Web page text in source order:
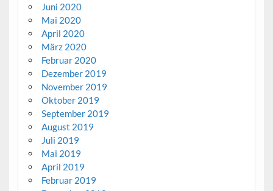
Juni 2020
Mai 2020
April 2020
März 2020
Februar 2020
Dezember 2019
November 2019
Oktober 2019
September 2019
August 2019
Juli 2019
Mai 2019
April 2019
Februar 2019